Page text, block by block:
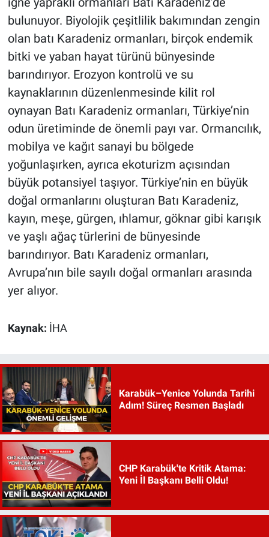
bulunuyor. Biyolojik çeşitlilik bakımından zengin
olan batı Karadeniz ormanları, birçok endemik
bitki ve yaban hayat türünü bünyesinde
barındırıyor. Erozyon kontrolü ve su
kaynaklarının düzenlenmesinde kilit rol
oynayan Batı Karadeniz ormanları, Türkiye’nin
odun üretiminde de önemli payı var. Ormancılık,
mobilya ve kağıt sanayi bu bölgede
yoğunlaşırken, ayrıca ekoturizm açısından
büyük potansiyel taşıyor. Türkiye’nin en büyük
doğal ormanlarını oluşturan Batı Karadeniz,
kayın, meşe, gürgen, ıhlamur, göknar gibi karışık
ve yaşlı ağaç türlerini de bünyesinde
barındırıyor. Batı Karadeniz ormanları,
Avrupa’nın bile sayılı doğal ormanları arasında
yer alıyor.
Kaynak: İHA
Karabük–Yenice Yolunda Tarihi
Adım! Süreç Resmen Başladı
CHP Karabük'te Kritik Atama:
Yeni İl Başkanı Belli Oldu!